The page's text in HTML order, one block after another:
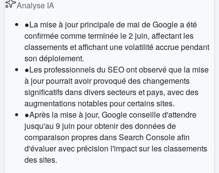
Analyse IA
●La mise à jour principale de mai de Google a été
confirmée comme terminée le 2 juin, affectant les
classements et affichant une volatilité accrue pendant
son déploiement.
●Les professionnels du SEO ont observé que la mise
à jour pourrait avoir provoqué des changements
significatifs dans divers secteurs et pays, avec des
augmentations notables pour certains sites.
●Après la mise à jour, Google conseille d'attendre
jusqu'au 9 juin pour obtenir des données de
comparaison propres dans Search Console afin
d'évaluer avec précision l'impact sur les classements
des sites.